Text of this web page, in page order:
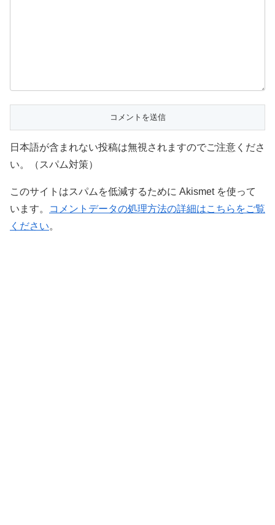
日本語が含まれない投稿は無視されますのでご注意くださ
い。（スパム対策）
このサイトはスパムを低減するために Akismet を使って
います。
コメントデータの処理方法の詳細はこちらをご覧
ください。